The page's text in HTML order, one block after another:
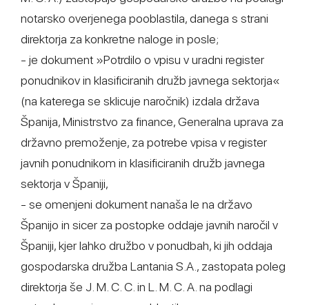
notarsko overjenega pooblastila, danega s strani
direktorja za konkretne naloge in posle;
- je dokument »Potrdilo o vpisu v uradni register
ponudnikov in klasificiranih družb javnega sektorja«
(na katerega se sklicuje naročnik) izdala država
Španija, Ministrstvo za finance, Generalna uprava za
državno premoženje, za potrebe vpisa v register
javnih ponudnikom in klasificiranih družb javnega
sektorja v Španiji,
- se omenjeni dokument nanaša le na državo
Španijo in sicer za postopke oddaje javnih naročil v
Španiji, kjer lahko družbo v ponudbah, ki jih oddaja
gospodarska družba Lantania S.A., zastopata poleg
direktorja še J. M. C. C. in L. M. C. A. na podlagi